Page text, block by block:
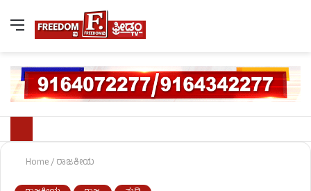
Home/ರಾಜಕೀಯ